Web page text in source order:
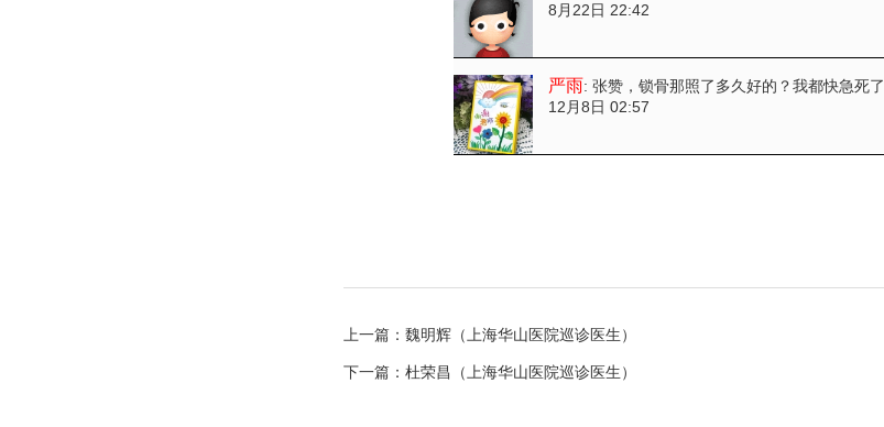
8月22日 22:42
严雨: 张赞 ，锁骨那照了多久好的？我都快急死了
12月8日 02:57
上一篇： 魏明辉（上海华山医院巡诊医生）
下一篇： 杜荣昌（上海华山医院巡诊医生）